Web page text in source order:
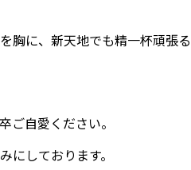
胸に、新天地でも精一杯頑張る
ご自愛ください。
にしております。